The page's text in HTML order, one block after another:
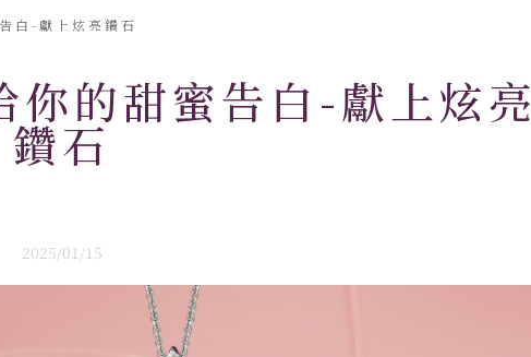
白-獻上炫亮鑽石
的甜蜜告白-獻上炫亮
鑽石
2025/01/15